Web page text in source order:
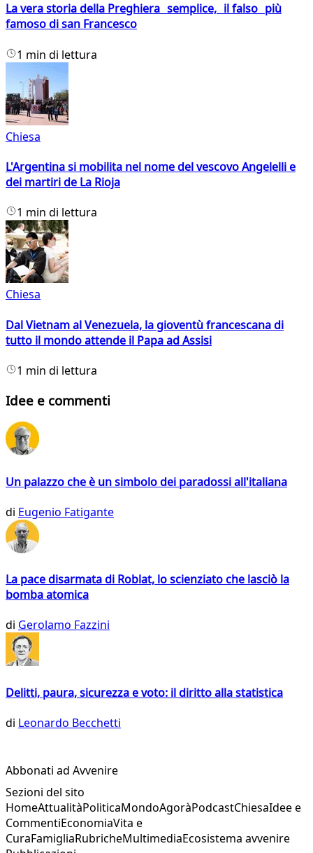
La vera storia della Preghiera semplice, il falso più
famoso di san Francesco
1 min di lettura
Chiesa
L'Argentina si mobilita nel nome del vescovo Angelelli e
dei martiri de La Rioja
1 min di lettura
Chiesa
Dal Vietnam al Venezuela, la gioventù francescana di
tutto il mondo attende il Papa ad Assisi
1 min di lettura
Idee e commenti
Un palazzo che è un simbolo dei paradossi all'italiana
di Eugenio Fatigante
La pace disarmata di Roblat, lo scienziato che lasciò la
bomba atomica
di Gerolamo Fazzini
Delitti, paura, sicurezza e voto: il diritto alla statistica
di Leonardo Becchetti
Abbonati ad Avvenire
Sezioni del sito
HomeAttualitàPoliticaMondoAgoràPodcastChiesaIdee e
CommentiEconomiaVita e
CuraFamigliaRubricheMultimediaEcosistema avvenire